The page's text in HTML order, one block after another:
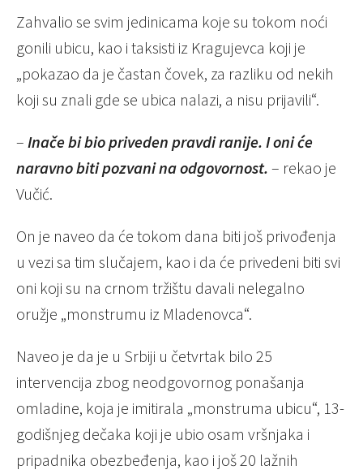
Zahvalio se svim jedinicama koje su tokom noći
gonili ubicu, kao i taksisti iz Kragujevca koji je
„pokazao da je častan čovek, za razliku od nekih
koji su znali gde se ubica nalazi, a nisu prijavili“.
– Inače bi bio priveden pravdi ranije. I oni će
naravno biti pozvani na odgovornost. – rekao je
Vučić.
On je naveo da će tokom dana biti još privođenja
u vezi sa tim slučajem, kao i da će privedeni biti svi
oni koji su na crnom tržištu davali nelegalno
oružje „monstrumu iz Mladenovca“.
Naveo je da je u Srbiji u četvrtak bilo 25
intervencija zbog neodgovornog ponašanja
omladine, koja je imitirala „monstruma ubicu“, 13-
godišnjeg dečaka koji je ubio osam vršnjaka i
pripadnika obezbeđenja, kao i još 20 lažnih